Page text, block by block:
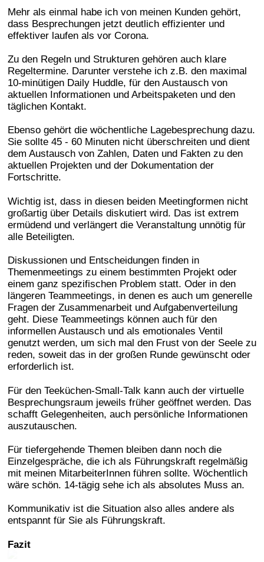
Mehr als einmal habe ich von meinen Kunden gehört,
dass Besprechungen jetzt deutlich effizienter und
effektiver laufen als vor Corona.
Zu den Regeln und Strukturen gehören auch klare
Regeltermine. Darunter verstehe ich z.B. den maximal
10-minütigen Daily Huddle, für den Austausch von
aktuellen Informationen und Arbeitspaketen und den
täglichen Kontakt.
Ebenso gehört die wöchentliche Lagebesprechung dazu.
Sie sollte 45 - 60 Minuten nicht überschreiten und dient
dem Austausch von Zahlen, Daten und Fakten zu den
aktuellen Projekten und der Dokumentation der
Fortschritte.
Wichtig ist, dass in diesen beiden Meetingformen nicht
großartig über Details diskutiert wird. Das ist extrem
ermüdend und verlängert die Veranstaltung unnötig für
alle Beteiligten.
Diskussionen und Entscheidungen finden in
Themenmeetings zu einem bestimmten Projekt oder
einem ganz spezifischen Problem statt. Oder in den
längeren Teammeetings, in denen es auch um generelle
Fragen der Zusammenarbeit und Aufgabenverteilung
geht. Diese Teammeetings können auch für den
informellen Austausch und als emotionales Ventil
genutzt werden, um sich mal den Frust von der Seele zu
reden, soweit das in der großen Runde gewünscht oder
erforderlich ist.
Für den Teeküchen-Small-Talk kann auch der virtuelle
Besprechungsraum jeweils früher geöffnet werden. Das
schafft Gelegenheiten, auch persönliche Informationen
auszutauschen.
Für tiefergehende Themen bleiben dann noch die
Einzelgespräche, die ich als Führungskraft regelmäßig
mit meinen MitarbeiterInnen führen sollte. Wöchentlich
wäre schön. 14-tägig sehe ich als absolutes Muss an.
Kommunikativ ist die Situation also alles andere als
entspannt für Sie als Führungskraft.
Fazit